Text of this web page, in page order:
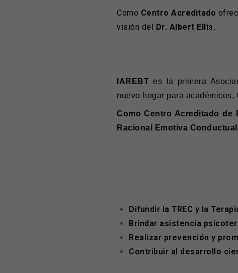
Como Centro Acreditado
visión del Dr. Albert Ellis.
IAREBT es la primera
nuevo hogar para
Como Centro Acreditado de
Racional Emotiva Conductual
Difundir la TREC y la
Brindar asistencia
Realizar prevención y
Contribuir al desarrollo